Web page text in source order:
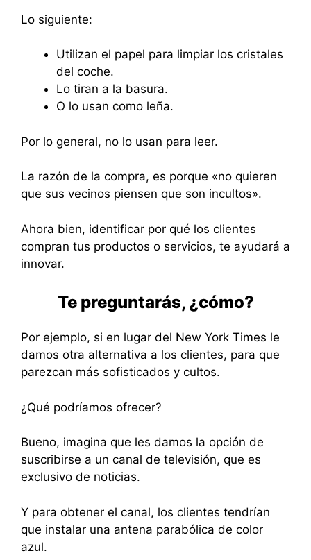
Lo siguiente:
Utilizan el papel para limpiar los cristales
del coche.
Lo tiran a la basura.
O lo usan como leña.
Por lo general, no lo usan para leer.
La razón de la compra, es porque «no quieren
que sus vecinos piensen que son incultos».
Ahora bien, identificar por qué los clientes
compran tus productos o servicios, te ayudará a
innovar.
Te preguntarás, ¿cómo?
Por ejemplo, si en lugar del New York Times le
damos otra alternativa a los clientes, para que
parezcan más sofisticados y cultos.
¿Qué podríamos ofrecer?
Bueno, imagina que les damos la opción de
suscribirse a un canal de televisión, que es
exclusivo de noticias.
Y para obtener el canal, los clientes tendrían
que instalar una antena parabólica de color
azul.